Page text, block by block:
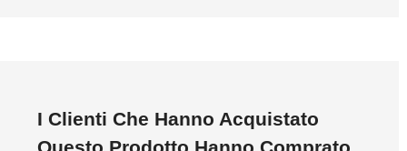
I Clienti Che Hanno Acquistato